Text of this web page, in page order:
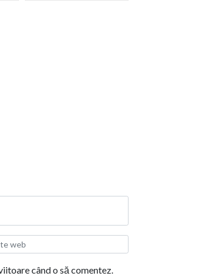
când o să comentez.